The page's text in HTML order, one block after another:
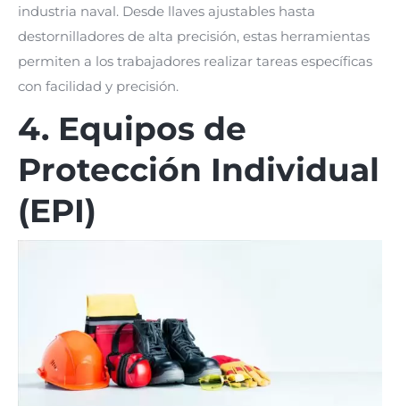
industria naval. Desde llaves ajustables hasta
destornilladores de alta precisión, estas herramientas
permiten a los trabajadores realizar tareas específicas
con facilidad y precisión.
4. Equipos de
Protección Individual
(EPI)